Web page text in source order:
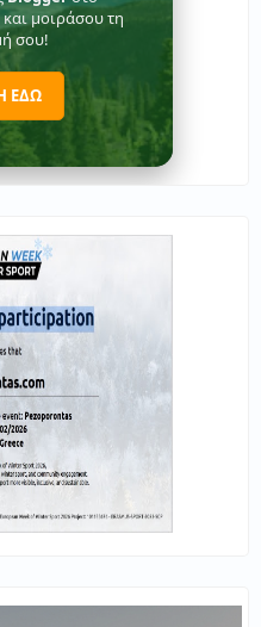
μοιράσου τη
σου!
ΕΔΩ